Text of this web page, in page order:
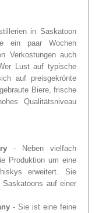
in Saskatoon
ein paar Wochen
Verkostungen auch
Lust auf typische
auf preisgekrönte
Biere, frische
Qualitätsniveau
- Neben vielfach
Produktion um eine
erweitert. Sie
Saskatoons auf einer
- Sie ist eine feine